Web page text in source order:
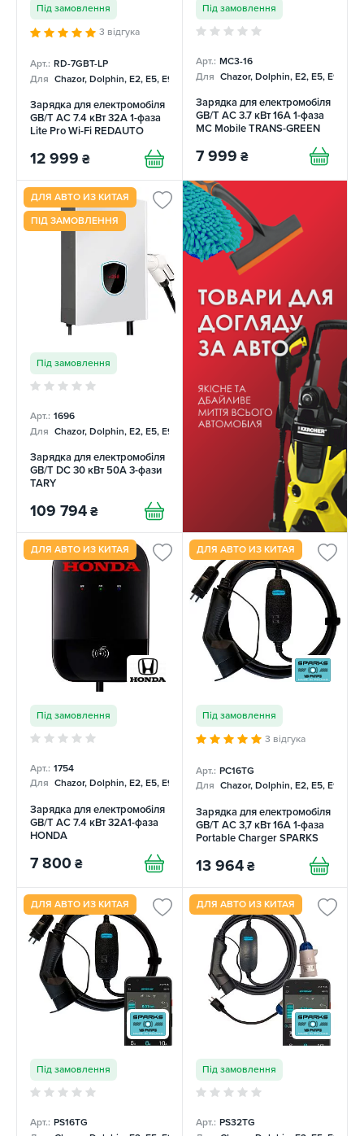
Під замовлення
3 відгука
Арт.: RD-7GBT-LP
Для Chazor, Dolphin, E2, E5, E9, Mercedes, Tang
Зарядка для електромобіля
GB/T AC 7.4 кВт 32А 1-фаза
Lite Pro Wi-Fi REDAUTO
12 999 ₴
Під замовлення
Арт.: MC3-16
Для Chazor, Dolphin, E2, E5, E9,
Зарядка для електромобіля
GB/T AC 3.7 кВт 16А 1-фаза
MC Mobile TRANS-GREEN
7 999 ₴
ДЛЯ АВТО ИЗ КИТАЯ
ПІД ЗАМОВЛЕННЯ
Під замовлення
Арт.: 1696
Для Chazor, Dolphin, E2, E5, E9, Mercedes
Зарядка для електромобіля
GB/T DC 30 кВт 50А 3-фази
TARY
109 794 ₴
ДЛЯ АВТО ИЗ КИТАЯ
Під замовлення
Арт.: 1754
Для Chazor, Dolphin, E2, E5, E9, Mercedes
Зарядка для електромобіля
GB/T AC 7.4 кВт 32A1-фаза
HONDA
7 800 ₴
ДЛЯ АВТО ИЗ КИТАЯ
Під замовлення
3 відгука
Арт.: PC16TG
Для Chazor, Dolphin, E2, E5, E9,
Зарядка для електромобіля
GB/T AC 3,7 кВт 16А 1-фаза
Portable Charger SPARKS
13 964 ₴
ДЛЯ АВТО ИЗ КИТАЯ
Під замовлення
Арт.: PS16TG
ДЛЯ АВТО ИЗ КИТАЯ
Під замовлення
Арт.: PS32TG